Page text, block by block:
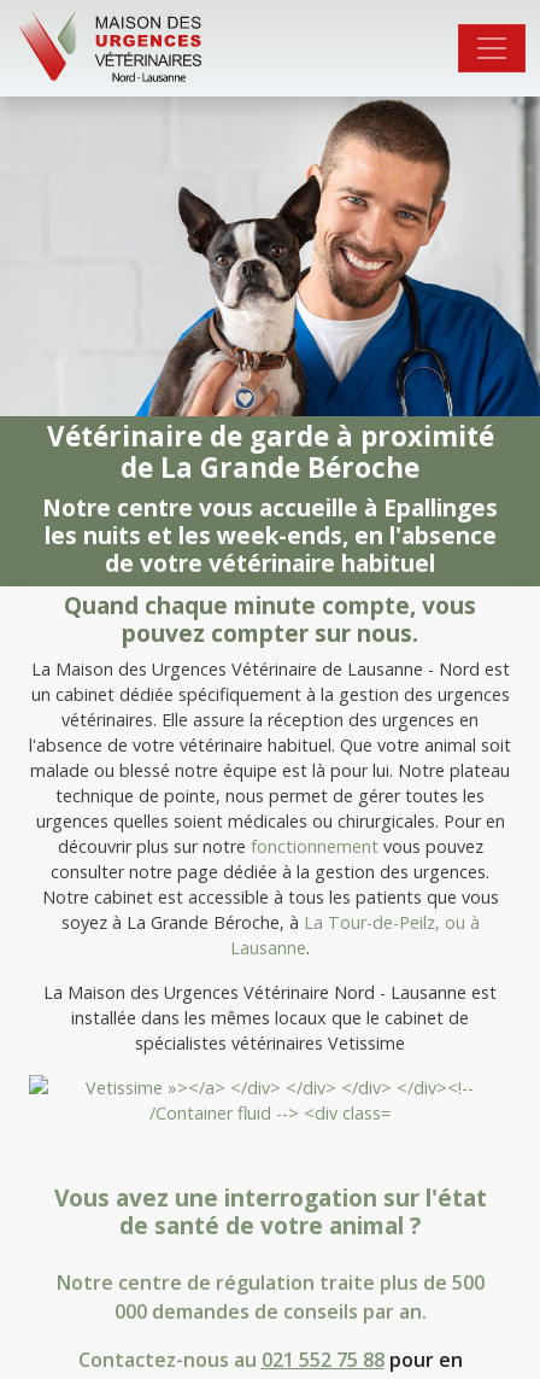
Vétérinaire de garde à proximité
de La Grande Béroche
Notre centre vous accueille à Epallinges
les nuits et les week-ends, en l'absence
de votre vétérinaire habituel
Quand chaque minute compte, vous
pouvez compter sur nous.
La Maison des Urgences Vétérinaire de Lausanne - Nord est
un cabinet dédiée spécifiquement à la gestion des urgences
vétérinaires. Elle assure la réception des urgences en
l'absence de votre vétérinaire habituel. Que votre animal soit
malade ou blessé notre équipe est là pour lui. Notre plateau
technique de pointe, nous permet de gérer toutes les
urgences quelles soient médicales ou chirurgicales. Pour en
découvrir plus sur notre fonctionnementvous pouvez
consulter notre page dédiée à la gestion des urgences.
Notre cabinet est accessible à tous les patients que vous
soyez à La Grande Béroche, à La Tour-de-Peilz, ou à
Lausanne.
La Maison des Urgences Vétérinaire Nord - Lausanne est
installée dans les mêmes locaux que le cabinet de
spécialistes vétérinaires Vetissime
Vous avez une interrogation sur l'état
de santé de votre animal ?
Notre centre de régulation traite plus de 500
000 demandes de conseils par an.
Contactez-nous au 021 552 75 88pour en